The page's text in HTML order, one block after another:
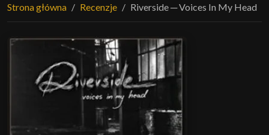
Strona główna Recenzje Riverside ─ Voices In My Head